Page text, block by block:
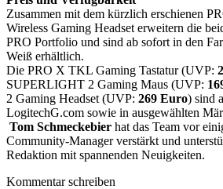
Zusammen mit dem kürzlich erschienen
Wireless Gaming Headset erweitern die
PRO Portfolio und sind ab sofort in den
Weiß erhältlich.
Die PRO X TKL Gaming Tastatur (UVP:
SUPERLIGHT 2 Gaming Maus (UVP:
2 Gaming Headset (UVP: 269 Euro) sind
LogitechG.com sowie in ausgewählten
Tom Schmeckebier hat das Team vor
Community-Manager verstärkt und
Redaktion mit spannenden Neuigkeiten.
Kommentar schreiben